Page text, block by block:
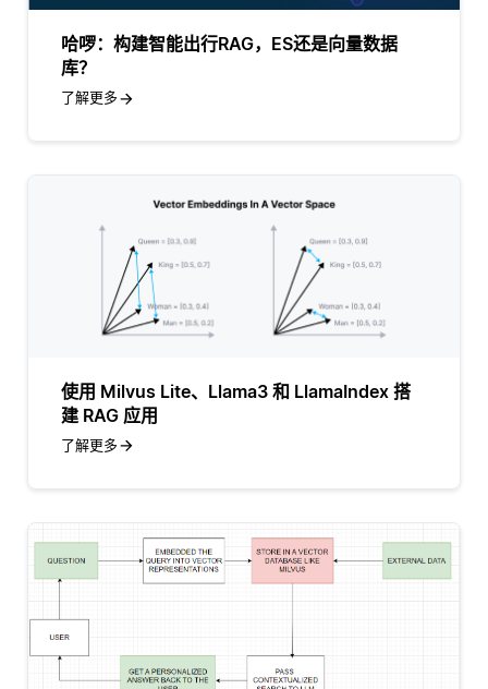
哈啰：构建智能出行RAG，ES还是向量数据
库？
了解更多
使用 Milvus Lite、Llama3 和 LlamaIndex 搭
建 RAG 应用
了解更多